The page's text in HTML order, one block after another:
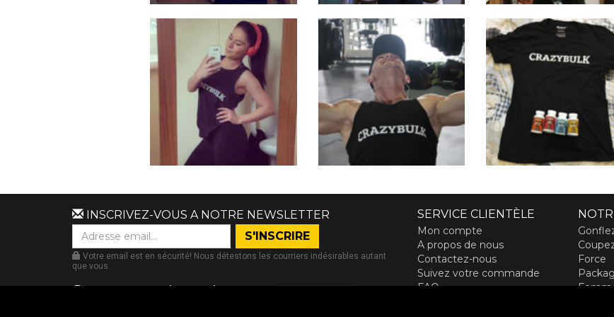
INSCRIVEZ-VOUS A NOTRE NEWSLETTER
Votre email est en sécurité! Nous détestons les courriers indésirables autant
que vous.
SERVICE CLIENTÈLE
Mon compte
A propos de nous
Contactez-nous
Suivez votre commande
FAQ
Force